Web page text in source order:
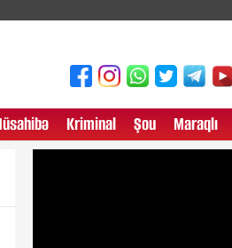
Kriminal Şou Maraqlı